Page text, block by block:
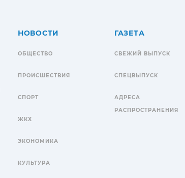
НОВОСТИ
ОБЩЕСТВО
ПРОИСШЕСТВИЯ
СПОРТ
ЖКХ
ЭКОНОМИКА
КУЛЬТУРА
ГАЗЕТА
СВЕЖИЙ ВЫПУСК
СПЕЦВЫПУСК
АДРЕСА
РАСПРОСТРАНЕНИЯ